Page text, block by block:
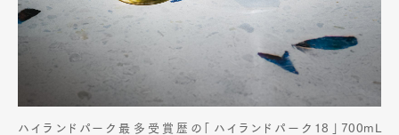
ハイランドパーク最多受賞歴の「ハイランドパーク18」700mL